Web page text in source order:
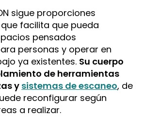
sigue proporciones
facilita que pueda
pensados
personas y operar en
ya existentes. Su cuerpo
de herramientas
y sistemas de escaneo, de
reconfigurar según
a realizar.